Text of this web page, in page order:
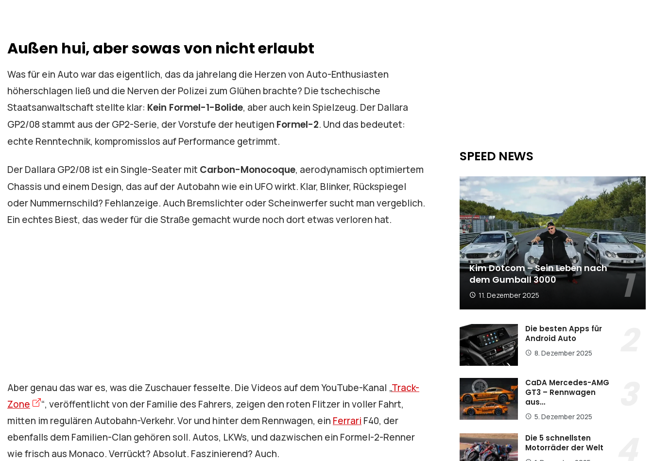
Außen hui, aber sowas von nicht erlaubt
Was für ein Auto war das eigentlich, das da jahrelang die Herzen von Auto-Enthusiasten
höherschlagen ließ und die Nerven der Polizei zum Glühen brachte? Die tschechische
Staatsanwaltschaft stellte klar: Kein Formel-1-Bolide, aber auch kein Spielzeug. Der Dallara
GP2/08 stammt aus der GP2-Serie, der Vorstufe der heutigen Formel-2. Und das bedeutet:
echte Renntechnik, kompromisslos auf Performance getrimmt.
Der Dallara GP2/08 ist ein Single-Seater mit Carbon-Monocoque, aerodynamisch optimiertem
Chassis und einem Design, das auf der Autobahn wie ein UFO wirkt. Klar, Blinker, Rückspiegel
oder Nummernschild? Fehlanzeige. Auch Bremslichter oder Scheinwerfer sucht man vergeblich.
Ein echtes Biest, das weder für die Straße gemacht wurde noch dort etwas verloren hat.
Aber genau das war es, was die Zuschauer fesselte. Die Videos auf dem YouTube-Kanal „Track-
Zone
“, veröffentlicht von der Familie des Fahrers, zeigen den roten Flitzer in voller Fahrt,
mitten im regulären Autobahn-Verkehr. Vor und hinter dem Rennwagen, ein Ferrari F40, der
ebenfalls dem Familien-Clan gehören soll. Autos, LKWs, und dazwischen ein Formel-2-Renner
wie frisch aus Monaco. Verrückt? Absolut. Faszinierend? Auch.
SPEED NEWS
Kim Dotcom – Sein Leben nach
dem Gumball 3000
11. Dezember 2025
Die besten Apps für
Android Auto
8. Dezember 2025
CaDA Mercedes-AMG
GT3 – Rennwagen
aus…
5. Dezember 2025
Die 5 schnellsten
Motorräder der Welt